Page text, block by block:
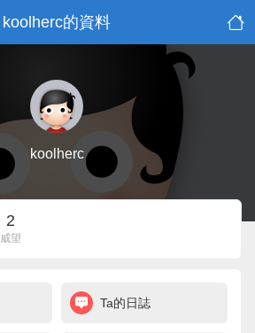
koolherc的資料
koolherc
2
威望
Ta的日誌